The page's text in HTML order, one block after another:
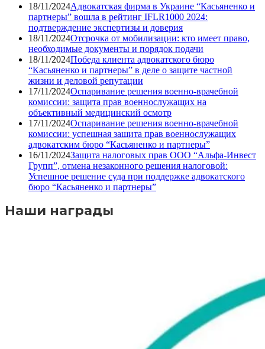
18/11/2024Адвокатская фирма в Украине “Касьяненко и
партнеры” вошла в рейтинг IFLR1000 2024:
подтверждение экспертизы и доверия
18/11/2024Отсрочка от мобилизации: кто имеет право,
необходимые документы и порядок подачи
18/11/2024Победа клиента адвокатского бюро
“Касьяненко и партнеры” в деле о защите частной
жизни и деловой репутации
17/11/2024Оспаривание решения военно-врачебной
комиссии: защита прав военнослужащих на
объективный медицинский осмотр
17/11/2024Оспаривание решения военно-врачебной
комиссии: успешная защита прав военнослужащих
адвокатским бюро “Касьяненко и партнеры”
16/11/2024Защита налоговых прав ООО “Альфа-Инвест
Групп”, отмена незаконного решения налоговой:
Успешное решение суда при поддержке адвокатского
бюро “Касьяненко и партнеры”
Наши награды